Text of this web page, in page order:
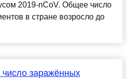
2019-nCoV. Общее число
в стране возросло до
число заражённых